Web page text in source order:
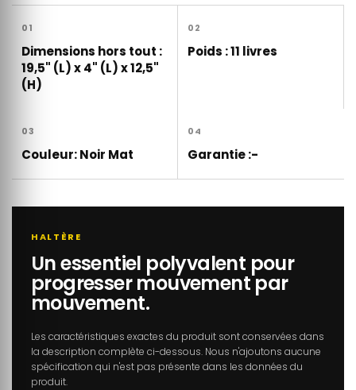
01
Dimensions hors tout :
19,5" (L) x 4" (L) x 12,5"
(H)
02
Poids : 11 livres
03
Couleur: Noir Mat
04
Garantie :-
HALTÈRE
Un essentiel polyvalent pour
progresser mouvement par
mouvement.
Les caractéristiques exactes du produit sont conservées dans
la description complète ci-dessous. Nous n'ajoutons aucune
spécification qui n'est pas présente dans les données du
produit.